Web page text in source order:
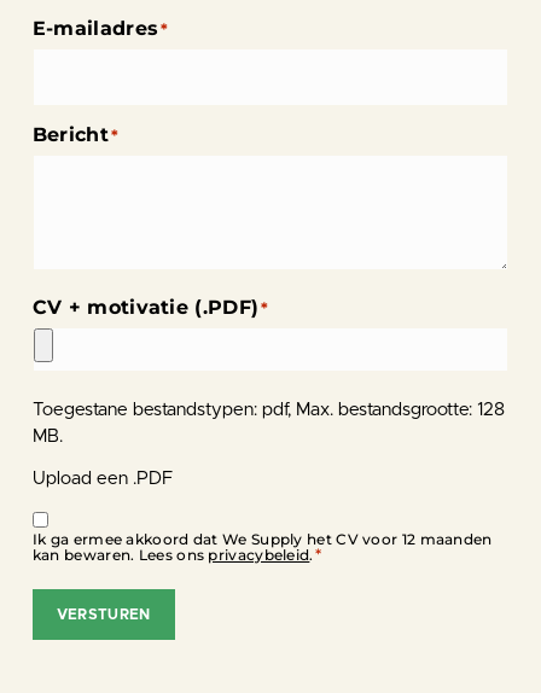
E-mailadres*
Bericht*
CV + motivatie (.PDF)*
Toegestane bestandstypen: pdf, Max. bestandsgrootte: 128
MB.
Upload een .PDF
Instemming
Ik ga ermee akkoord dat We Supply het CV voor 12 maanden
kan bewaren. Lees ons privacybeleid. *
VERSTUREN